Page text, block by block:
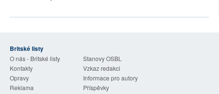
Britské listy
O nás - Britské listy
Stanovy OSBL
Kontakty
Vzkaz redakci
Opravy
Informace pro autory
Reklama
Příspěvky